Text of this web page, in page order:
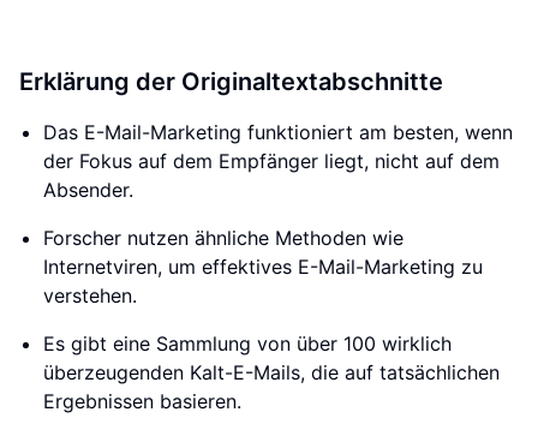
Erklärung der Originaltextabschnitte
Das E-Mail-Marketing funktioniert am besten, wenn
der Fokus auf dem Empfänger liegt, nicht auf dem
Absender.
Forscher nutzen ähnliche Methoden wie
Internetviren, um effektives E-Mail-Marketing zu
verstehen.
Es gibt eine Sammlung von über 100 wirklich
überzeugenden Kalt-E-Mails, die auf tatsächlichen
Ergebnissen basieren.